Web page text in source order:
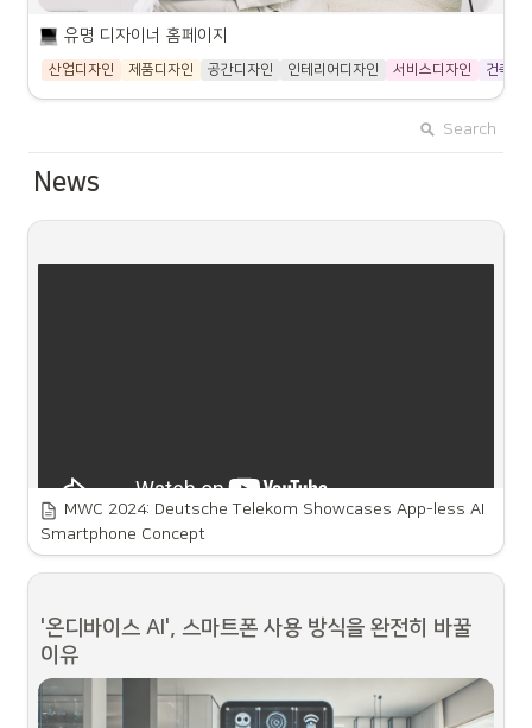
2022년, 떠들썩했던 KG그룹의 쌍용차 인수 이후 새롭게 출발을 다지자는 의
미로 진행되는 디자인 공모전이라 생각됩니다. 익스테리어, 인테리어, UX디자
인까지 모두 도전 가능하니 관심있는 분들은 해보셔도 좋을 것 같습니다. 마감
은 4월 16일 홈페이지 접수입니다.
유명 디자이너들의 개인 홈페이지입니다.
Karim Rashid
Karim’s work is featured in 20
wide. Karim is a perennial
winner of the Red Dot award,
Chicago Athenaeum Good
clients include some of the
prestigious brands in the
world spanning diverse
sectors from manufacturing
and technology to
Arik Levy Studio presents .
https://ariklevy.fr/
https://jaspermorrison.com/
Konstantin Grcic Industrial Design
http://konstantin-grcic.com/
유명 디자이너 홈페이지
산업디자인 제품디자인 공간디자인 인테리어디자인 서비스디자인 건축디
Search
News
MWC 2024: Deutsche Telekom Showcases App-less AI
Smartphone Concept
'온디바이스 AI', 스마트폰 사용 방식을 완전히 바꿀
이유